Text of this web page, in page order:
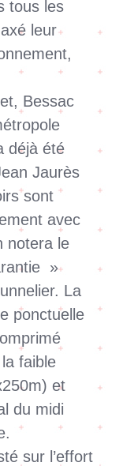
tous les
leur
Bessac
déjà été
Jaurès
sont
avec
notera le
»
La
ponctuelle
faible
et
du midi
sur l’effort